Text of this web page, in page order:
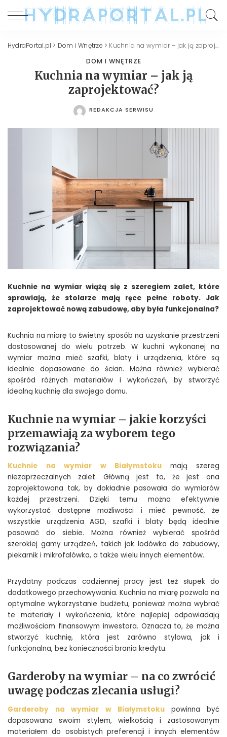
HydraPortal.pl > Dom i Wnętrze > Kuchnia na wymiar – jak ją zaprojektować?
DOM I WNĘTRZE
Kuchnia na wymiar – jak ją
zaprojektować?
POSTED
REDAKCJA SERWISU
Kuchnie na wymiar wiążą się z szeregiem zalet, które
sprawiają, że stolarze mają ręce pełne roboty. Jak
zaprojektować nową zabudowę, aby była funkcjonalna?
Kuchnia na miarę to świetny sposób na uzyskanie przestrzeni
dostosowanej do wielu potrzeb. W kuchni wykonanej na
wymiar można mieć szafki, blaty i urządzenia, które są
idealnie dopasowane do ścian. Można również wybierać
spośród różnych materiałów i wykończeń, by stworzyć
idealną kuchnię dla swojego domu.
Kuchnie na wymiar – jakie korzyści
przemawiają za wyborem tego
rozwiązania?
Kuchnie na wymiar w Białymstoku
mają szereg
niezaprzeczalnych zalet. Główną jest to, że jest ona
zaprojektowana tak, by dokładnie pasowała do wymiarów
każdej przestrzeni. Dzięki temu można efektywnie
wykorzystać dostępne możliwości i mieć pewność, że
wszystkie urządzenia AGD, szafki i blaty będą idealnie
pasować do siebie. Można również wybierać spośród
szerokiej gamy urządzeń, takich jak lodówka do zabudowy,
piekarnik i mikrofalówka, a także wielu innych elementów.
Przydatny podczas codziennej pracy jest też słupek do
dodatkowego przechowywania. Kuchnia na miarę pozwala na
optymalne wykorzystanie budżetu, ponieważ można wybrać
te materiały i wykończenia, które najlepiej odpowiadają
możliwościom finansowym inwestora. Oznacza to, że można
stworzyć kuchnię, która jest zarówno stylowa, jak i
funkcjonalna, bez konieczności brania kredytu.
Garderoby na wymiar – na co zwrócić
uwagę podczas zlecania usługi?
Garderoby na wymiar w Białymstoku
powinna być
dopasowana swoim stylem, wielkością i zastosowanym
materiałem do osobistych preferencji i innych elementów